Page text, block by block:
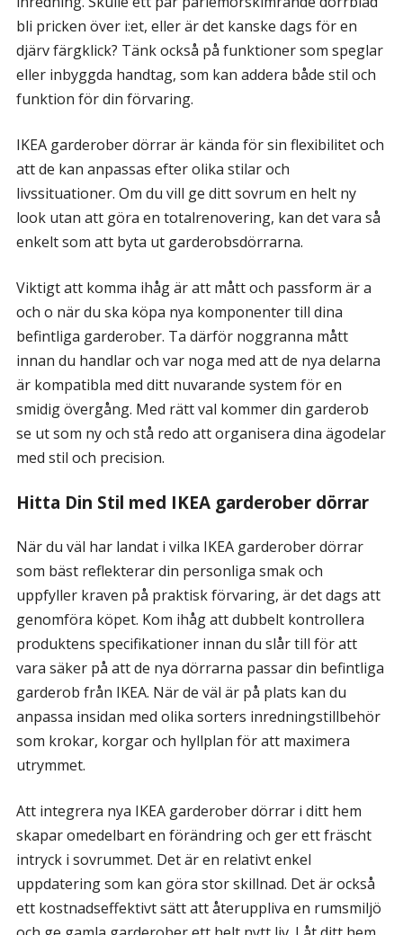
bli pricken över i:et, eller är det kanske dags för en
djärv färgklick? Tänk också på funktioner som speglar
eller inbyggda handtag, som kan addera både stil och
funktion för din förvaring.
IKEA garderober dörrar är kända för sin flexibilitet och
att de kan anpassas efter olika stilar och
livssituationer. Om du vill ge ditt sovrum en helt ny
look utan att göra en totalrenovering, kan det vara så
enkelt som att byta ut garderobsdörrarna.
Viktigt att komma ihåg är att mått och passform är a
och o när du ska köpa nya komponenter till dina
befintliga garderober. Ta därför noggranna mått
innan du handlar och var noga med att de nya delarna
är kompatibla med ditt nuvarande system för en
smidig övergång. Med rätt val kommer din garderob
se ut som ny och stå redo att organisera dina ägodelar
med stil och precision.
Hitta Din Stil med IKEA garderober dörrar
När du väl har landat i vilka IKEA garderober dörrar
som bäst reflekterar din personliga smak och
uppfyller kraven på praktisk förvaring, är det dags att
genomföra köpet. Kom ihåg att dubbelt kontrollera
produktens specifikationer innan du slår till för att
vara säker på att de nya dörrarna passar din befintliga
garderob från IKEA. När de väl är på plats kan du
anpassa insidan med olika sorters inredningstillbehör
som krokar, korgar och hyllplan för att maximera
utrymmet.
Att integrera nya IKEA garderober dörrar i ditt hem
skapar omedelbart en förändring och ger ett fräscht
intryck i sovrummet. Det är en relativt enkel
uppdatering som kan göra stor skillnad. Det är också
ett kostnadseffektivt sätt att återuppliva en rumsmiljö